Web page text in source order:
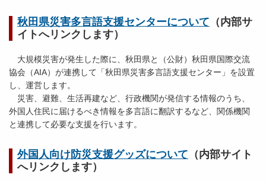
秋田県災害多言語支援センターについて （内部サ
イトへリンクします）
大規模災害が発生した際に、秋田県と（公財）秋田県国際交流
協会（AIA）が連携して「秋田県災害多言語支援センター」を設置
し、運営します。
災害、避難、生活再建など、行政機関が発信する情報のうち、
外国人住民に届けるべき情報を多言語に翻訳するなど、関係機関
と連携して必要な支援を行います。
外国人向け防災支援グッズについて （内部サイト
へリンクします）